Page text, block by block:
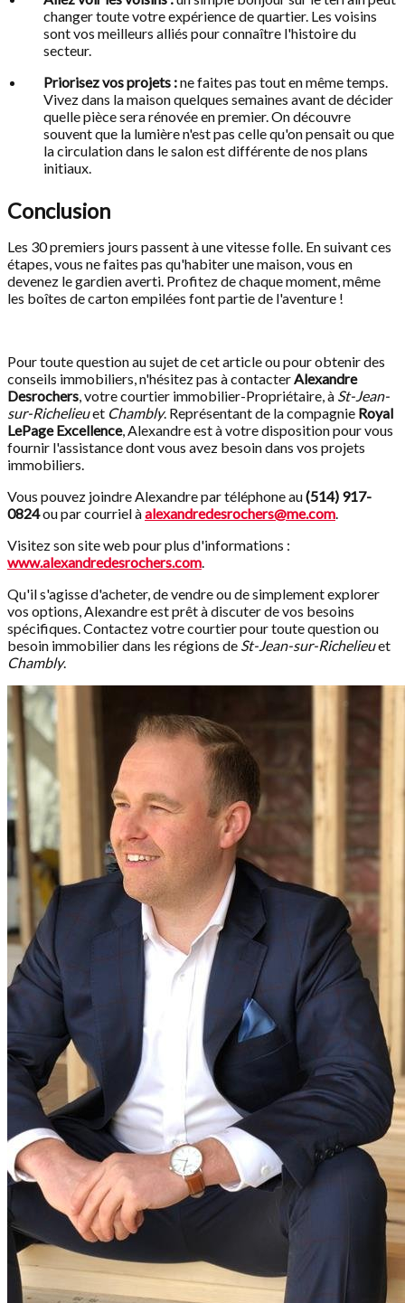
changer toute votre expérience de quartier. Les voisins
sont vos meilleurs alliés pour connaître l'histoire du
secteur.
Priorisez vos projets :ne faites pas tout en même temps.
Vivez dans la maison quelques semaines avant de décider
quelle pièce sera rénovée en premier. On découvre
souvent que la lumière n'est pas celle qu'on pensait ou que
la circulation dans le salon est différente de nos plans
initiaux.
Conclusion
Les 30 premiers jours passent à une vitesse folle. En suivant ces
étapes, vous ne faites pas qu'habiter une maison, vous en
devenez le gardien averti. Profitez de chaque moment, même
les boîtes de carton empilées font partie de l'aventure !
Pour toute question au sujet de cet article ou pour obtenir des
conseils immobiliers, n'hésitez pas à contacterAlexandre
Desrochers, votre courtier immobilier-Propriétaire, à St-Jean-
sur-Richelieuet Chambly. Représentant de la compagnie Royal
LePage Excellence, Alexandre est à votre disposition pour vous
fournir l'assistance dont vous avez besoin dans vos projets
immobiliers.
Vous pouvez joindre Alexandre par téléphone au(514) 917-
0824ou par courriel àalexandredesrochers@me.com.
Visitez son site web pour plus d'informations :
www.alexandredesrochers.com.
Qu'il s'agisse d'acheter, de vendre ou de simplement explorer
vos options, Alexandre est prêt à discuter de vos besoins
spécifiques. Contactez votre courtier pour toute question ou
besoin immobilier dans les régions de St-Jean-sur-Richelieuet
Chambly.